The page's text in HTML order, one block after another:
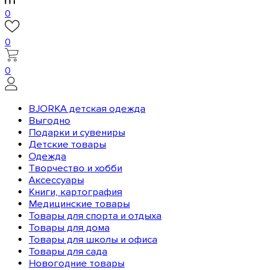
0
0
0
BJORKA детская одежда
Выгодно
Подарки и сувениры
Детские товары
Одежда
Творчество и хобби
Аксессуары
Книги, картография
Медицинские товары
Товары для спорта и отдыха
Товары для дома
Товары для школы и офиса
Товары для сада
Новогодние товары